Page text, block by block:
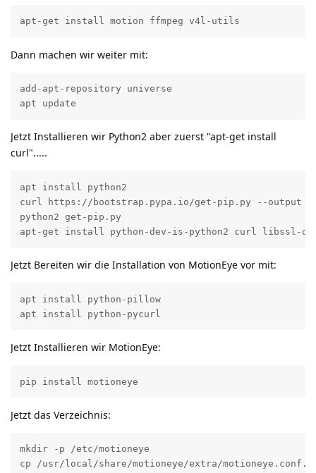
apt-get install motion ffmpeg v4l-utils
Dann machen wir weiter mit:
add-apt-repository universe
apt update
Jetzt Installieren wir Python2 aber zuerst "apt-get install
curl".....
apt install python2
curl https://bootstrap.pypa.io/get-pip.py --output
python2 get-pip.py
apt-get install python-dev-is-python2 curl libssl-
Jetzt Bereiten wir die Installation von MotionEye vor mit:
apt install python-pillow
apt install python-pycurl
Jetzt Installieren wir MotionEye:
pip install motioneye
Jetzt das Verzeichnis:
mkdir -p /etc/motioneye
cp /usr/local/share/motioneye/extra/